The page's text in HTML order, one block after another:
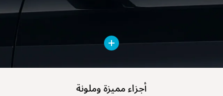
أجزاء مميزة وملونة